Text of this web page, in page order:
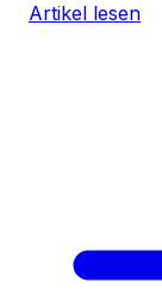
Artikel lesen